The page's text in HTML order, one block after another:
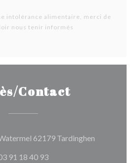
intolérance alimentaire, merci de
nous tenir informés
Contact
62179 Tardinghen
91 18 40 93